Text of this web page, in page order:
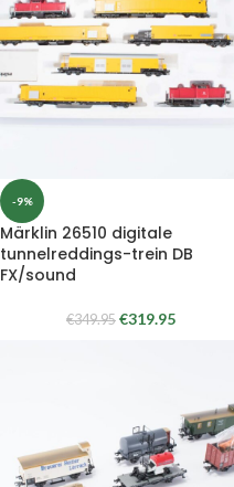
-9%
Märklin 26510 digitale
tunnelreddings-trein DB
FX/sound
€349.95 €319.95